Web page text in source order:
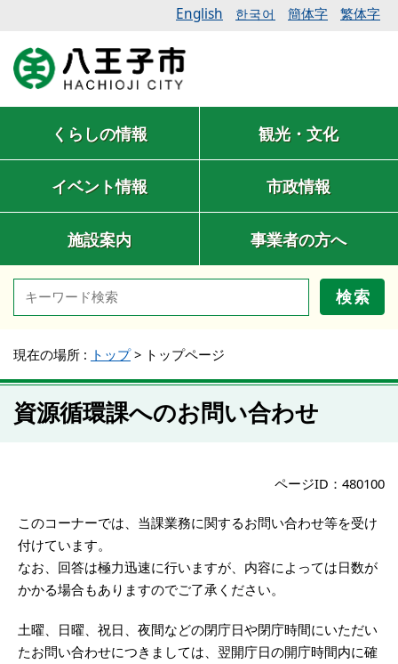
English 한국어 簡体字 繁体字
くらしの情報 観光・文化
イベント情報 市政情報
施設案内 事業者の方へ
検索
現在の場所 : トップ> トップページ
資源循環課へのお問い合わせ
ページID：480100
このコーナーでは、当課業務に関するお問い合わせ等を受け
付けています。
なお、回答は極力迅速に行いますが、内容によっては日数が
かかる場合もありますのでご了承ください。
土曜、日曜、祝日、夜間などの閉庁日や閉庁時間にいただい
たお問い合わせにつきましては、翌開庁日の開庁時間内に確